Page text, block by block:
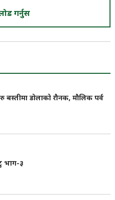
गर्नुस
बस्तीमा डोलाको रौनक, मौलिक पर्व
भाग-३